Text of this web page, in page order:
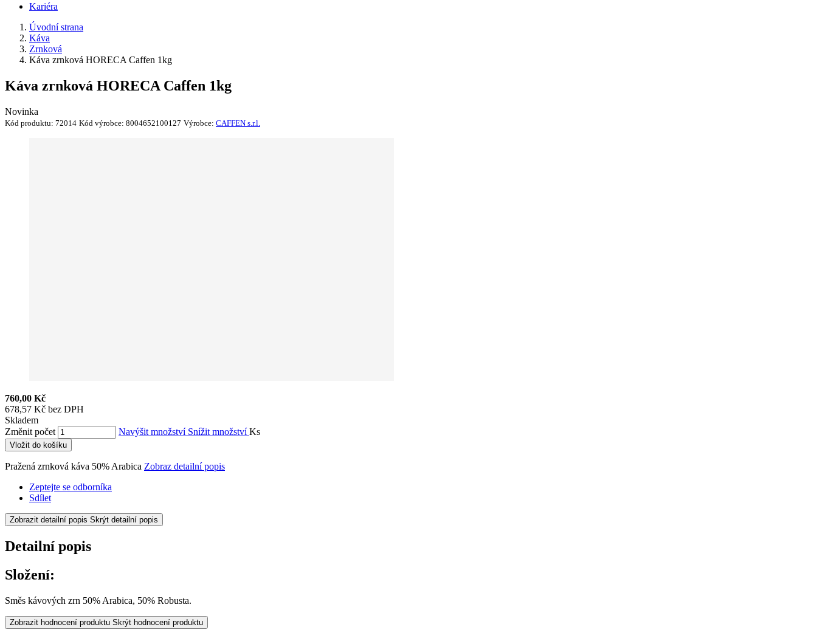
Kariéra
Úvodní strana
Káva
Zrnková
Káva zrnková HORECA Caffen 1kg
Káva zrnková HORECA Caffen 1kg
Novinka
Kód produktu: 72014 Kód výrobce: 8004652100127 Výrobce: CAFFEN s.r.l.
760,00 Kč
678,57 Kč bez DPH
Skladem
Změnit počet
Navýšit množství Snížit množstvíKs
Vložit do košíku
Pražená zrnková káva 50% Arabica Zobraz detailní popis
Zeptejte se odborníka
Sdílet
Zobrazit detailní popis Skrýt detailní popis
Detailní popis
Složení:
Směs kávových zrn 50% Arabica, 50% Robusta.
Zobrazit hodnocení produktu Skrýt hodnocení produktu